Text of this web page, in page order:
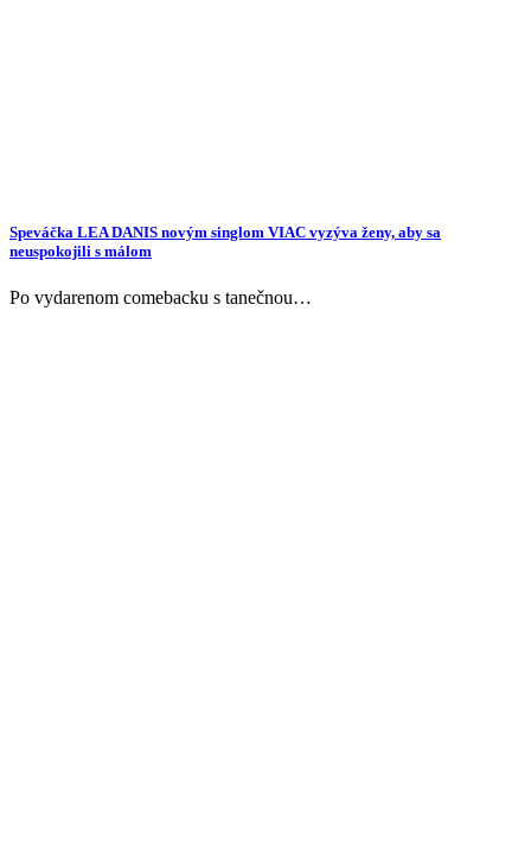
Speváčka LEA DANIS novým singlom VIAC vyzýva ženy, aby sa
neuspokojili s málom
Po vydarenom comebacku s tanečnou…